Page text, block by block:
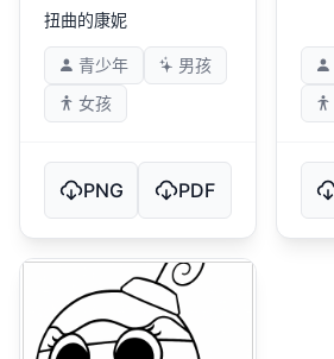
扭曲的康妮
青少年
男孩
女孩
PNG PDF